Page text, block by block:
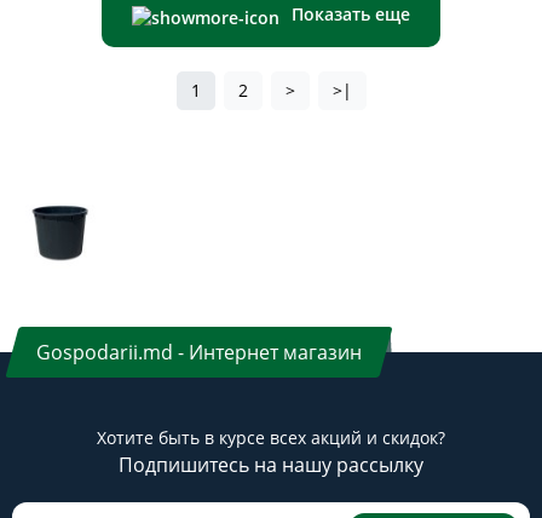
Показать еще
1 2 > >|
Gospodarii.md - Интернет магазин
Хотите быть в курсе всех акций и скидок?
Подпишитесь на нашу рассылку